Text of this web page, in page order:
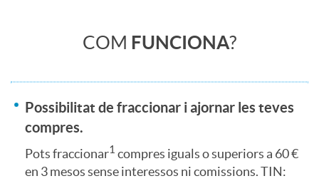
a
b
e
u
e
COM FUNCIONA?
Possibilitat de fraccionar i ajornar les teves
compres.
Pots fraccionar1 compres iguals o superiors a 60 €
en 3 mesos sense interessos ni comissions. TIN: